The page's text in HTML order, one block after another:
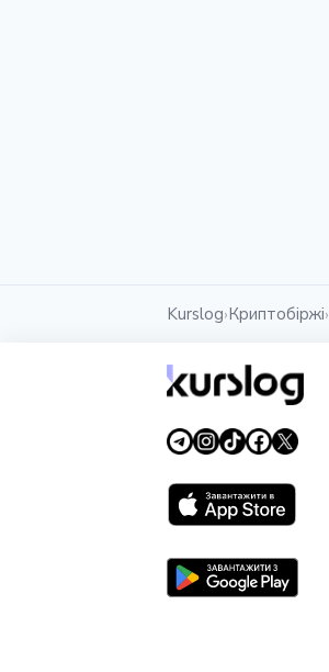
Kurslog›Криптобіржі›